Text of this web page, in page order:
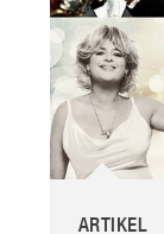
ARTIKEL